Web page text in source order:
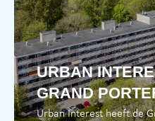
URBAN
GRAND
Urban Interest heeft de